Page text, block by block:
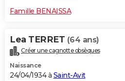
Famille BENAISSA
Lea TERRET (64 ans)
Créer une cagnotte obsèques
Naissance
24/04/1934 à Saint-Avit